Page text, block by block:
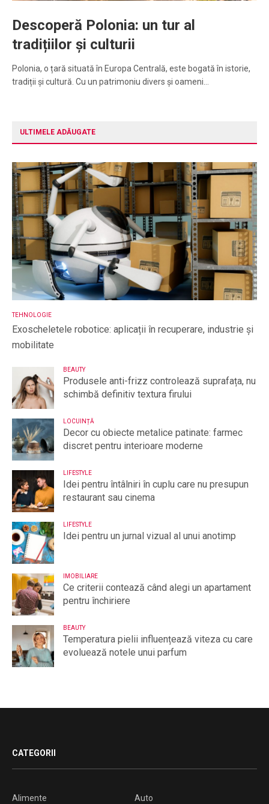
Descoperă Polonia: un tur al
tradițiilor și culturii
Polonia, o țară situată în Europa Centrală, este bogată în istorie,
tradiții și cultură. Cu un patrimoniu divers și oameni…
ULTIMELE ADĂUGATE
TEHNOLOGIE
Exoscheletele robotice: aplicații în recuperare, industrie și
mobilitate
BEAUTY
Produsele anti-frizz controlează suprafața, nu
schimbă definitiv textura firului
LOCUINȚĂ
Decor cu obiecte metalice patinate: farmec
discret pentru interioare moderne
LIFESTYLE
Idei pentru întâlniri în cuplu care nu presupun
restaurant sau cinema
LIFESTYLE
Idei pentru un jurnal vizual al unui anotimp
IMOBILIARE
Ce criterii contează când alegi un apartament
pentru închiriere
BEAUTY
Temperatura pielii influențează viteza cu care
evoluează notele unui parfum
CATEGORII
Alimente Auto